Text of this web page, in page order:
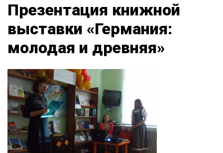
Презентация книжной
выставки «Германия:
молодая и древняя»